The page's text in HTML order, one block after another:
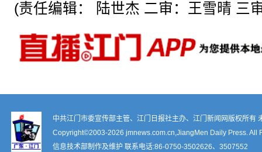
(责任编辑： 陆世杰 二审：王雪晴 三
中共江门市委宣传部主管、江门日报社主办、江门新闻网版权所有
Copyright©2003-2026 jmnews.com.cn,JiangMen Daily Press. All
信息技术部制作及维护 联系电话:86-0750-3502626、3507552